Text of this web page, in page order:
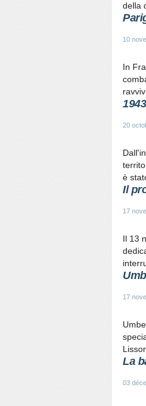
della
10
In
20
è
Il
17
Il 13
17
La
03